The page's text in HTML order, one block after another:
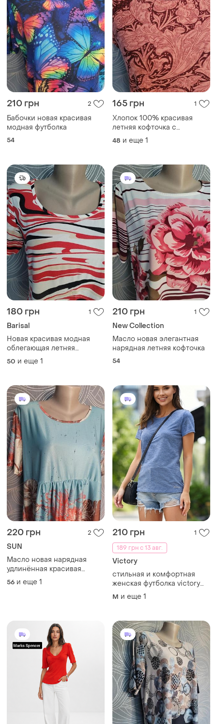
210 грн 2
Бабочки новая красивая
модная футболка
54
165 грн 1
Хлопок 100% красивая
летняя кофточка с
кружевом
48 и еще 1
180 грн 1
Barisal
Новая красивая модная
облегающая летняя
кофточка
50 и еще 1
210 грн 1
New Collection
Масло новая элегантная
нарядная летняя кофточка
54
220 грн 2
SUN
Масло новая нарядная
удлинённая красивая
летняя кофточка
56 и еще 1
210 грн
1
189 грн с 13 авг.
Victory
стильная и комфортная
женская футболка victory
(новая)
M и еще 1